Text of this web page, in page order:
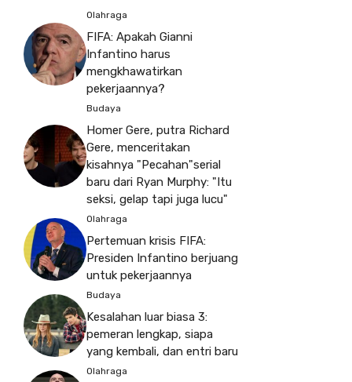
Olahraga
FIFA: Apakah Gianni
Infantino harus
mengkhawatirkan
pekerjaannya?
Budaya
Homer Gere, putra Richard
Gere, menceritakan
kisahnya "Pecahan"serial
baru dari Ryan Murphy: "Itu
seksi, gelap tapi juga lucu"
Olahraga
Pertemuan krisis FIFA:
Presiden Infantino berjuang
untuk pekerjaannya
Budaya
Kesalahan luar biasa 3:
pemeran lengkap, siapa
yang kembali, dan entri baru
Olahraga